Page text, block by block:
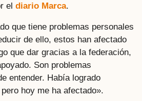
el diario Marca.
que tiene problemas personales
de ello, estos han afectado
que dar gracias a la federación,
Son problemas
entender. Había logrado
hoy me ha afectado».